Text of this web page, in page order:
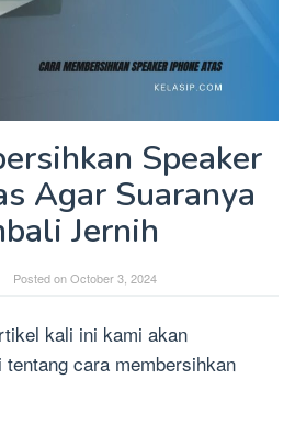
Speaker
Agar Suaranya
Jernih
Posted onOctober 3, 2024
kali ini kami akan
cara membersihkan